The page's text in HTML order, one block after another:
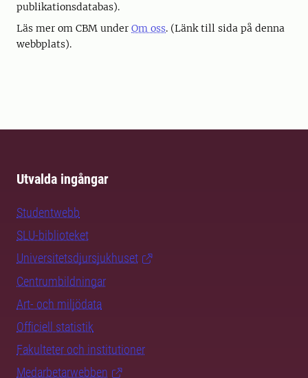
publikationsdatabas).
Läs mer om CBM under Om oss. (Länk till sida på denna
webbplats).
Utvalda ingångar
Studentwebb
SLU-biblioteket
Universitetsdjursjukhuset
Centrumbildningar
Art- och miljödata
Officiell statistik
Fakulteter och institutioner
Medarbetarwebben